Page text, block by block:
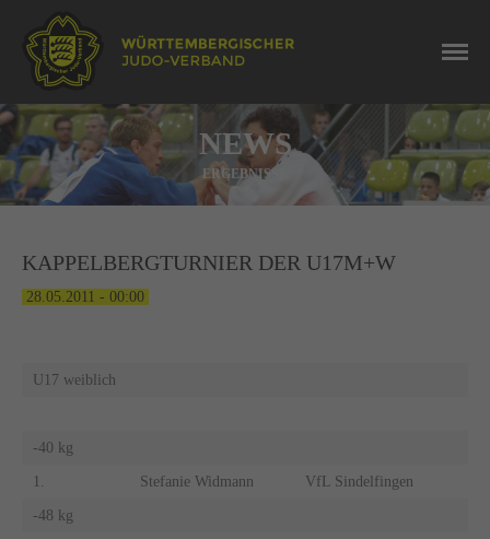
NEWS
ERGEBNISSE
KAPPELBERGTURNIER DER U17M+W
28.05.2011 - 00:00
U17 weiblich
-40 kg
1. Stefanie Widmann VfL Sindelfingen
-48 kg